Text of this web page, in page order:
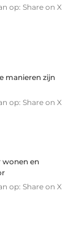
op: Share on X
manieren zijn
op: Share on X
wonen en
op: Share on X